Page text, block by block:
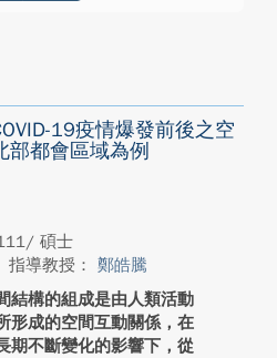
19疫情爆發前後之空
部都會區域為例
碩士
指導教授： 鄭皓騰
結構的組成是由人類活動
形成的空間互動關係，在
期不斷變化的影響下，從